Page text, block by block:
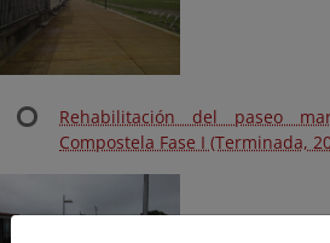
Rehabilitación del paseo
Compostela Fase I (Terminada,